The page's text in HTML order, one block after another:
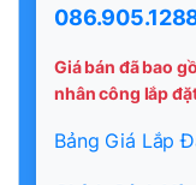
Giá bán đã bao
nhân công lắp
Bảng Giá Lắp